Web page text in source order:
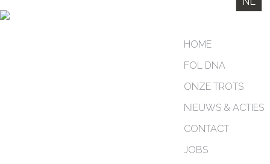
HOME
FOL DNA
ONZE TROTS
NIEUWS & ACTIES
CONTACT
JOBS